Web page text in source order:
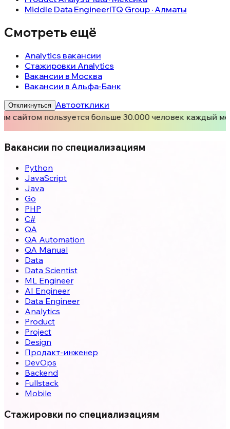
Middle Data EngineerITQ Group · Алматы
Смотреть ещё
Analytics вакансии
Стажировки Analytics
Вакансии в Москва
Вакансии в Альфа-Банк
Откликнуться Автоотклики
сайтом пользуется больше 30.000 человек каждый
Вакансии по специализациям
Python
JavaScript
Java
Go
PHP
C#
QA
QA Automation
QA Manual
Data
Data Scientist
ML Engineer
AI Engineer
Data Engineer
Analytics
Product
Project
Design
Продакт-инженер
DevOps
Backend
Fullstack
Mobile
Стажировки по специализациям